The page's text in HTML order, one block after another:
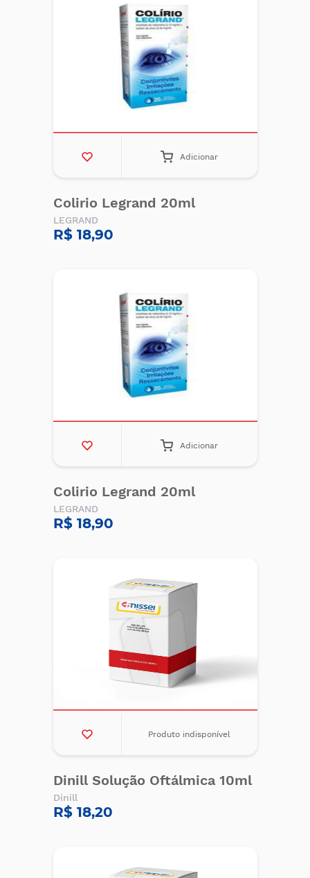
Adicionar
Colirio Legrand 20ml
LEGRAND
R$ 18,90
Adicionar
Colirio Legrand 20ml
LEGRAND
R$ 18,90
Produto indisponível
Dinill Solução Oftálmica 10ml
Dinill
R$ 18,20